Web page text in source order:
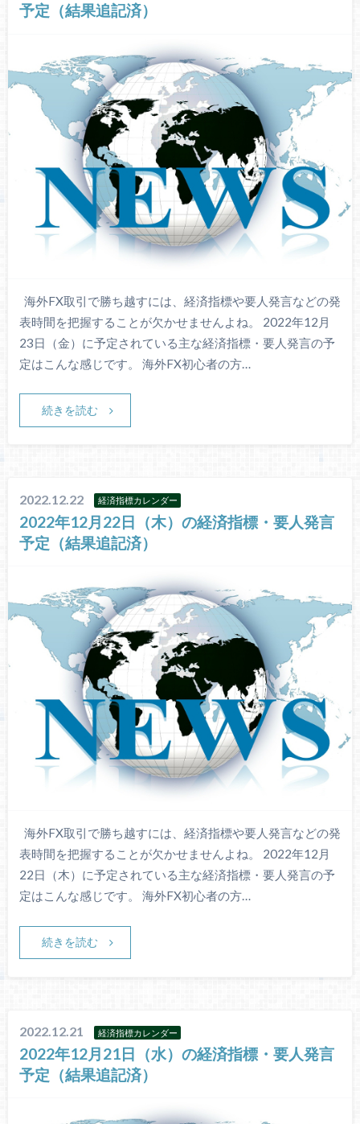
予定（結果追記済）
海外FX取引で勝ち越すには、経済指標や要人発言などの発
表時間を把握することが欠かせませんよね。 2022年12月
23日（金）に予定されている主な経済指標・要人発言の予
定はこんな感じです。 海外FX初心者の方…
続きを読む
2022.12.22 経済指標カレンダー
2022年12月22日（木）の経済指標・要人発言
予定（結果追記済）
海外FX取引で勝ち越すには、経済指標や要人発言などの発
表時間を把握することが欠かせませんよね。 2022年12月
22日（木）に予定されている主な経済指標・要人発言の予
定はこんな感じです。 海外FX初心者の方…
続きを読む
2022.12.21 経済指標カレンダー
2022年12月21日（水）の経済指標・要人発言
予定（結果追記済）